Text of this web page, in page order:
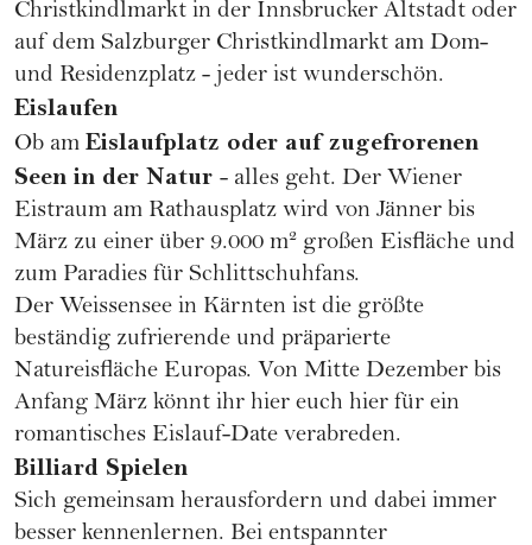
Christkindlmarkt in der Innsbrucker Altstadt oder
auf dem Salzburger Christkindlmarkt am Dom-
und Residenzplatz - jeder ist wunderschön.
Eislaufen
Ob am Eislaufplatz oder auf zugefrorenen
Seen in der Natur - alles geht. Der Wiener
Eistraum am Rathausplatz wird von Jänner bis
März zu einer über 9.000 m² großen Eisfläche und
zum Paradies für Schlittschuhfans.
Der Weissensee in Kärnten ist die größte
beständig zufrierende und präparierte
Natureisfläche Europas. Von Mitte Dezember bis
Anfang März könnt ihr hier euch hier für ein
romantisches Eislauf-Date verabreden.
Billiard Spielen
Sich gemeinsam herausfordern und dabei immer
besser kennenlernen. Bei entspannter